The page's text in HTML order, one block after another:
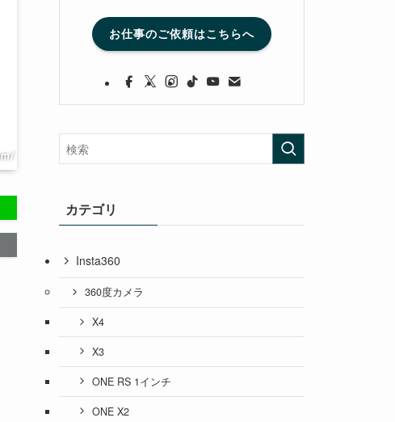
お仕事のご依頼はこちらへ
カテゴリ
Insta360
360度カメラ
X4
X3
ONE RS 1インチ
ONE X2